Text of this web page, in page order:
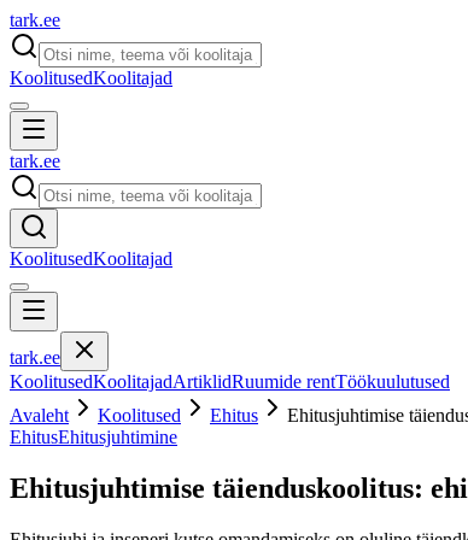
tark.ee
KoolitusedKoolitajad
tark.ee
KoolitusedKoolitajad
tark.ee
KoolitusedKoolitajadArtiklidRuumide rentTöökuulutused
Avaleht
Koolitused Ehitus
Ehitusjuhtimise
EhitusEhitusjuhtimine
Ehitusjuhtimise täienduskoolitus: